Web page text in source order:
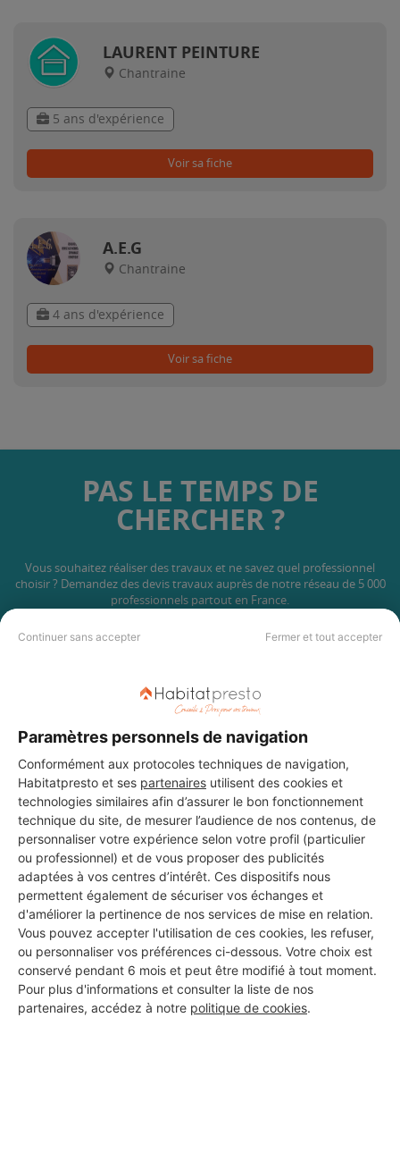
Continuer sans accepter Fermer et tout accepter
Paramètres personnels de navigation
Conformément aux protocoles techniques de navigation,
Habitatpresto et ses partenaires utilisent des cookies et
technologies similaires afin d’assurer le bon fonctionnement
technique du site, de mesurer l’audience de nos contenus, de
personnaliser votre expérience selon votre profil (particulier
ou professionnel) et de vous proposer des publicités
adaptées à vos centres d’intérêt. Ces dispositifs nous
permettent également de sécuriser vos échanges et
d'améliorer la pertinence de nos services de mise en relation.
Vous pouvez accepter l'utilisation de ces cookies, les refuser,
ou personnaliser vos préférences ci-dessous. Votre choix est
conservé pendant 6 mois et peut être modifié à tout moment.
Pour plus d'informations et consulter la liste de nos
partenaires, accédez à notre politique de cookies.
LAURENT PEINTURE
Chantraine
5 ans d'expérience
Voir sa fiche
A.E.G
Chantraine
4 ans d'expérience
Voir sa fiche
PAS LE TEMPS DE
CHERCHER ?
Vous souhaitez réaliser des travaux et ne savez quel professionnel
choisir ? Demandez des devis travaux auprès de notre réseau de 5 000
professionnels partout en France.
DEMANDER UN DEVIS